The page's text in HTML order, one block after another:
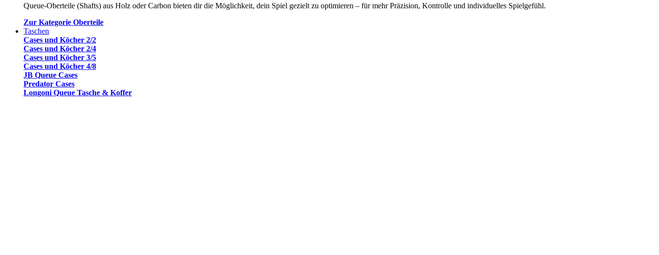
Queue-Oberteile (Shafts) aus Holz oder Carbon bieten dir die Möglichkeit, dein Spiel gezielt zu optimieren – für mehr Präzision, Kontrolle und individuelles Spielgefühl.
Zur Kategorie Oberteile
Taschen
Cases und Köcher 2/2
Cases und Köcher 2/4
Cases und Köcher 3/5
Cases und Köcher 4/8
JB Queue Cases
Predator Cases
Longoni Queue Tasche & Koffer